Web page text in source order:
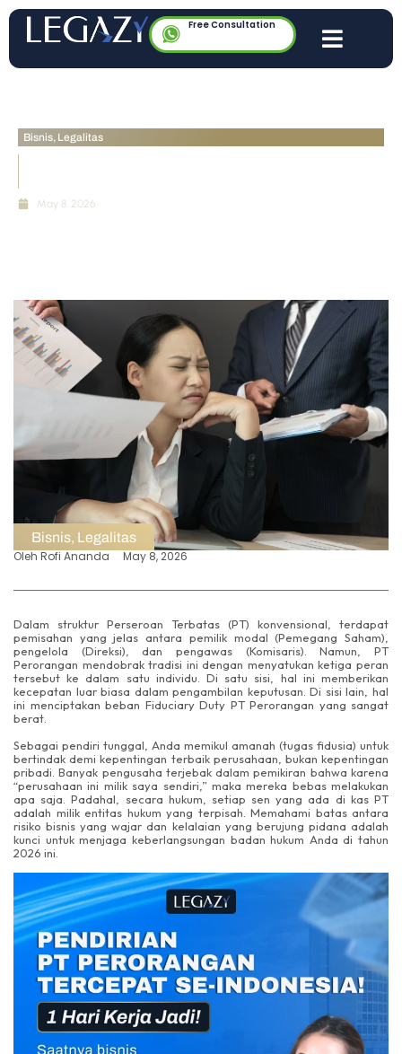
Free Consultation
Bisnis, Legalitas
May 8, 2026
Bisnis, Legalitas
Oleh Rofi Ananda May 8, 2026
Dalam struktur Perseroan Terbatas (PT) konvensional, terdapat
pemisahan yang jelas antara pemilik modal (Pemegang Saham),
pengelola (Direksi), dan pengawas (Komisaris). Namun, PT
Perorangan mendobrak tradisi ini dengan menyatukan ketiga peran
tersebut ke dalam satu individu. Di satu sisi, hal ini memberikan
kecepatan luar biasa dalam pengambilan keputusan. Di sisi lain, hal
ini menciptakan beban Fiduciary Duty PT Perorangan yang sangat
berat.
Sebagai pendiri tunggal, Anda memikul amanah (tugas fidusia) untuk
bertindak demi kepentingan terbaik perusahaan, bukan kepentingan
pribadi. Banyak pengusaha terjebak dalam pemikiran bahwa karena
“perusahaan ini milik saya sendiri,” maka mereka bebas melakukan
apa saja. Padahal, secara hukum, setiap sen yang ada di kas PT
adalah milik entitas hukum yang terpisah. Memahami batas antara
risiko bisnis yang wajar dan kelalaian yang berujung pidana adalah
kunci untuk menjaga keberlangsungan badan hukum Anda di tahun
2026 ini.